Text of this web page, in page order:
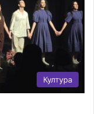
Култура